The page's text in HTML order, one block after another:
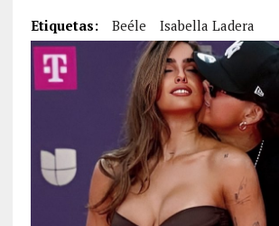
Etiquetas: Beéle Isabella Ladera